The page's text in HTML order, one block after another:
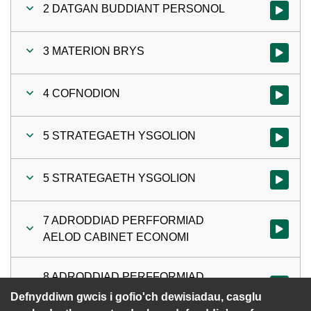
Defnyddiwn gwcis i gofio'ch dewisiadau, casglu
2 DATGAN BUDDIANT PERSONOL Gwylio'r
3 MATERION BRYS Gwylio'r
4 COFNODION Gwylio'r
5 STRATEGAETH YSGOLION Gwylio'r
5 STRATEGAETH YSGOLION Gwylio'r
7 ADRODDIAD PERFFORMIAD
AELOD CABINET ECONOMI
Gwylio'r
8 ADRODDIAD PERFFORMIAD
AELOD CABINET CYLLID